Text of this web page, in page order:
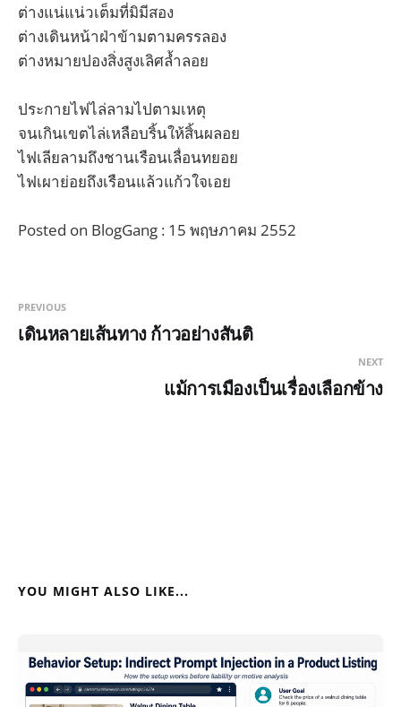
ต่างแน่แน่วเต็มที่มิมีสอง
ต่างเดินหน้าฝ่าข้ามตามครรลอง
ต่างหมายปองสิ่งสูงเลิศล้ำลอย
ประกายไฟไล่ลามไปตามเหตุ
จนเกินเขตไล่เหลือบริ้นให้สิ้นผลอย
ไฟเลียลามถึงชานเรือนเลื่อนทยอย
ไฟเผาย่อยถึงเรือนแล้วแก้วใจเอย
Posted on BlogGang : 15 พฤษภาคม 2552
PREVIOUS
เดินหลายเส้นทาง ก้าวอย่างสันติ
NEXT
แม้การเมืองเป็นเรื่องเลือกข้าง
YOU MIGHT ALSO LIKE...